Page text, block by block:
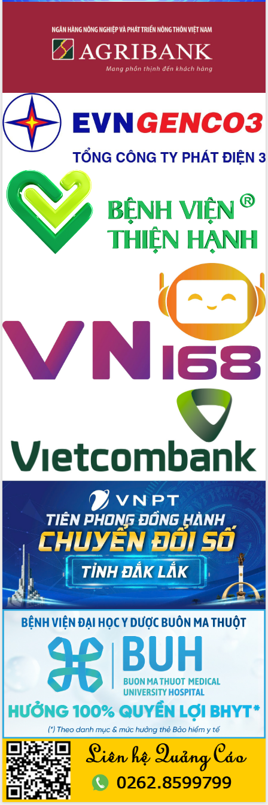
hai con số trong năm 2026
Tổ chức trang trọng Lễ hội Đền thờ
Lương Văn Chánh năm 2026
Phó Bí thư Tỉnh ủy Đắk Lắk Đỗ Hữu
Nhân dân tỉnh
Bệnh án điện tử thúc đẩy chuyển đổi
số y tế tại Đắk Lắk
Chuyển đổi số thư viện: Mở rộng
không gian tri thức trong thời đại số
Đánh giá, rút kinh nghiệm công tác tổ
chức diễn tập trước ngày bầu cử
Chương trình “Gặp gỡ hữu nghị –
Friendship Meeting New Year 2026”
Bầu cử Quốc hội và HĐND: Cử tri Đắk
Lắk gửi gắm niềm tin, kỳ vọng vào lá
hội và đại biểu HĐND các cấp diễn ra
an toàn, hiệu quả, đúng quy định
Thủ tướng Chính phủ Phạm Minh Chính
kiểm tra, chỉ đạo hoàn thành các dự
án cao tốc và thăm khu tái định cư tại
tại Đập Đồng Cam đầu Xuân Bính Ngọ
Ngành nông nghiệp phấn đấu tăng
trưởng đạt 5,86% trong năm 2026
UBND tỉnh Đắk Lắk triển khai công tác
quốc phòng, quân sự địa phương năm
Đắk Lắk tập trung toàn lực khắc phục
tồn tại IUU, sẵn sàng làm việc với
Đoàn thanh tra EC
Chủ tịch UBND tỉnh Tạ Anh Tuấn thăm,
chúc mừng các bệnh viện nhân Ngày
Thầy thuốc Việt Nam
Rộn ràng lễ hội truyền thống Sông
nước Đà Nông lần thứ I năm 2026
Kỳ họp Chuyên đề lần thứ Năm, HĐND
tỉnh Đắk Lắk thông qua các nghị quyết
Thống nhất danh sách giới thiệu ứng
cử đại biểu Quốc hội khoá XVI và đại
biểu HĐND tỉnh Đắk Lắk, nhiệm kỳ
2026-2031
Phát động hai phong trào thi đua quan
trọng trong kỷ nguyên mới
Hội nghị lần thứ tư Ban Chỉ đạo công
tác bầu cử tỉnh Đắk Lắk
Hội nghị Báo cáo viên Trung ương
tháng 01/2026
Phó Thủ tướng Hồ Quốc Dũng đánh giá